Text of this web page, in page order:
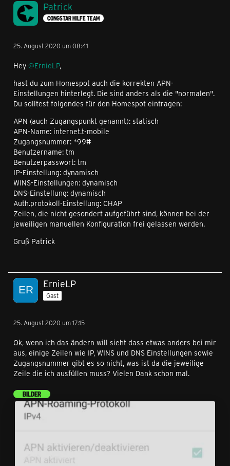
Patrick
CONGSTAR HILFE TEAM
25. August 2020 um 08:41
Hey @ErnieLP,
hast du zum Homespot auch die korrekten APN-
Einstellungen hinterlegt. Die sind anders als die "normalen".
Du solltest folgendes für den Homespot eintragen:
APN (auch Zugangspunkt genannt): statisch
APN-Name: internet.t-mobile
Zugangsnummer: *99#
Benutzername: tm
Benutzerpasswort: tm
IP-Einstellung: dynamisch
WINS-Einstellungen: dynamisch
DNS-Einstellung: dynamisch
Auth.protokoll-Einstellung: CHAP
Zeilen, die nicht gesondert aufgeführt sind, können bei der
jeweiligen manuellen Konfiguration frei gelassen werden.
Gruß Patrick
ErnieLP
Gast
25. August 2020 um 17:15
Ok, wenn ich das ändern will sieht dass etwas anders bei mir
aus, einige Zeilen wie IP, WINS und DNS Einstellungen sowie
Zugangsnummer gibt es so nicht, was ist da die jeweilige
Zeile die ich ausfüllen muss? Vielen Dank schon mal.
BILDER